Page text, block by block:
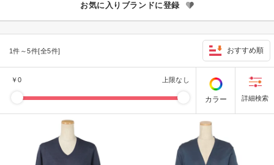
お気に入りブランドに登録
1件～5件[全5件] おすすめ順
￥0 上限なし
カラー